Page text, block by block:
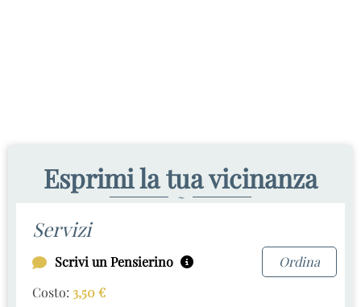
Esprimi la tua vicinanza
~
Servizi
Scrivi un Pensierino
Ordina
Costo: 3,50€